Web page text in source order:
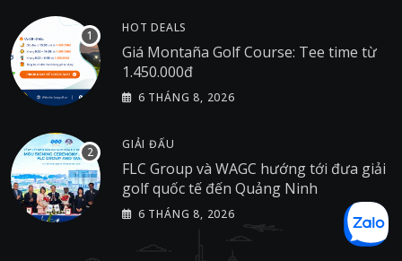
HOT DEALS
Giá Montaña Golf Course: Tee time từ
1.450.000đ
6 THÁNG 8, 2026
GIẢI ĐẤU
FLC Group và WAGC hướng tới đưa giải
golf quốc tế đến Quảng Ninh
6 THÁNG 8, 2026